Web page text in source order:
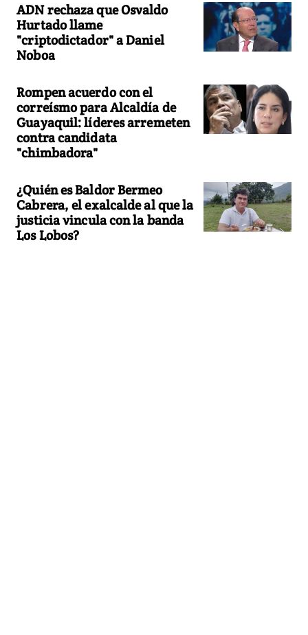
ADN rechaza que Osvaldo
Hurtado llame
"criptodictador" a Daniel
Noboa
Rompen acuerdo con el
correísmo para Alcaldía de
Guayaquil: líderes arremeten
contra candidata
"chimbadora"
¿Quién es Baldor Bermeo
Cabrera, el exalcalde al que la
justicia vincula con la banda
Los Lobos?